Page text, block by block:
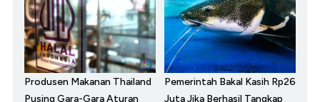
Produsen Makanan Thailand
Pusing Gara-Gara Aturan
Pemerintah Bakal Kasih Rp26
Juta Jika Berhasil Tangkap